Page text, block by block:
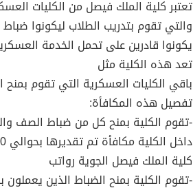
تعتبر كلية الملك فيصل من الكليات
والتي تقوم بتدريب الطلاب ليكونوا
يكونوا قادرين على تحمل الخدمة
تعد هذه الكلية مثل
باقي الكليات العسكرية التي تقوم بمنح
تفصيل هذه المكافأة:
-تقوم الكلية بمنح كل من ضباط الصف
داخل الكلية مكافأة تم تقديرها بحوالي 100 ريال شهريًا.
كلية الملك فيصل الجوية رواتب